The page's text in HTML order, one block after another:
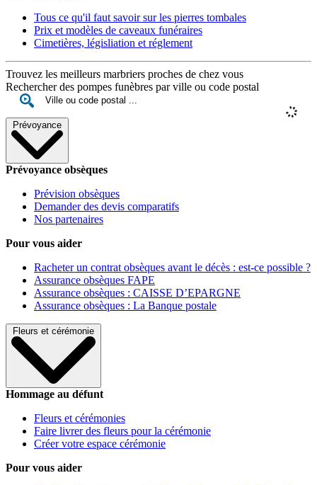
Tous ce qu'il faut savoir sur les pierres tombales
Prix et modèles de caveaux funéraires
Cimetières, législiation et réglement
Trouvez les meilleurs marbriers proches de chez vous
Rechercher des pompes funèbres par ville ou code postal
Prévoyance
Prévoyance obsèques
Prévision obsèques
Demander des devis comparatifs
Nos partenaires
Pour vous aider
Racheter un contrat obsèques avant le décès : est-ce possible ?
Assurance obsèques FAPE
Assurance obsèques : CAISSE D’EPARGNE
Assurance obsèques : La Banque postale
Fleurs et cérémonie
Hommage au défunt
Fleurs et cérémonies
Faire livrer des fleurs pour la cérémonie
Créer votre espace cérémonie
Pour vous aider